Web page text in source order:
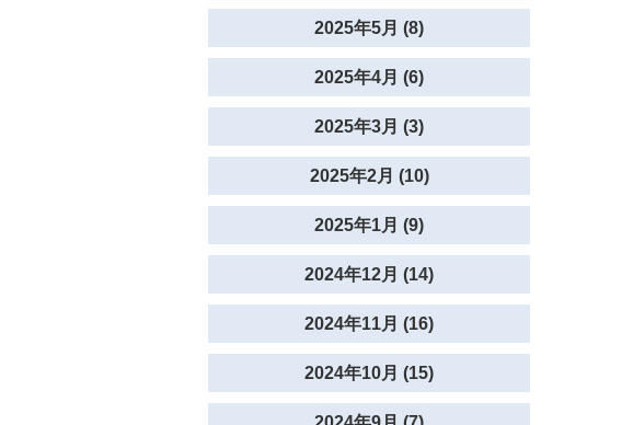
2025年5月 (8)
2025年4月 (6)
2025年3月 (3)
2025年2月 (10)
2025年1月 (9)
2024年12月 (14)
2024年11月 (16)
2024年10月 (15)